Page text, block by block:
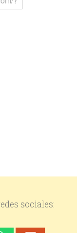
sociales: